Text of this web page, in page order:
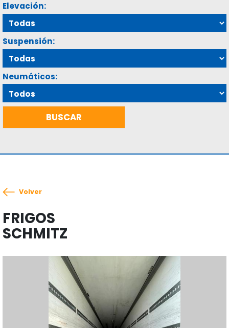
Elevación:
Suspensión:
Neumáticos:
Volver
FRIGOS
SCHMITZ